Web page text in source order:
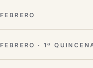
FEBRERO
FEBRERO · 1ª